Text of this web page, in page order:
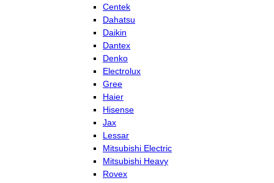
Centek
Dahatsu
Daikin
Dantex
Denko
Electrolux
Gree
Haier
Hisense
Jax
Lessar
Mitsubishi Electric
Mitsubishi Heavy
Rovex